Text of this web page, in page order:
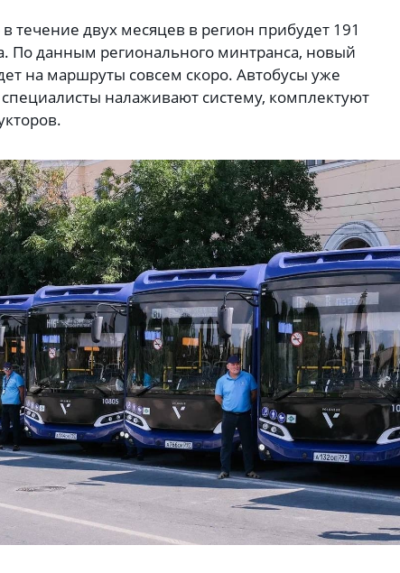
в течение двух месяцев в регион прибудет 191
По данным регионального минтранса, новый
на маршруты совсем скоро. Автобусы уже
налаживают систему, комплектуют